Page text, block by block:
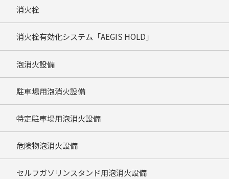
消火栓
消火栓有効化システム「AEGIS HOLD」
泡消火設備
駐車場用泡消火設備
特定駐車場用泡消火設備
危険物泡消火設備
セルフガソリンスタンド用泡消火設備